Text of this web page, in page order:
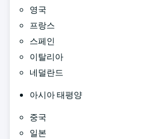
영국
프랑스
스페인
이탈리아
네덜란드
아시아 태평양
중국
일본